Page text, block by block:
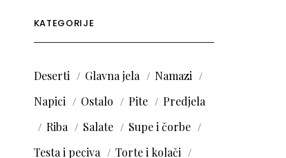
KATEGORIJE
Deserti Glavna jela
Namazi
Napici
Ostalo Pite
Predjela
Riba
Salate
Supe i čorbe
Testa i peciva
Torte i kolači